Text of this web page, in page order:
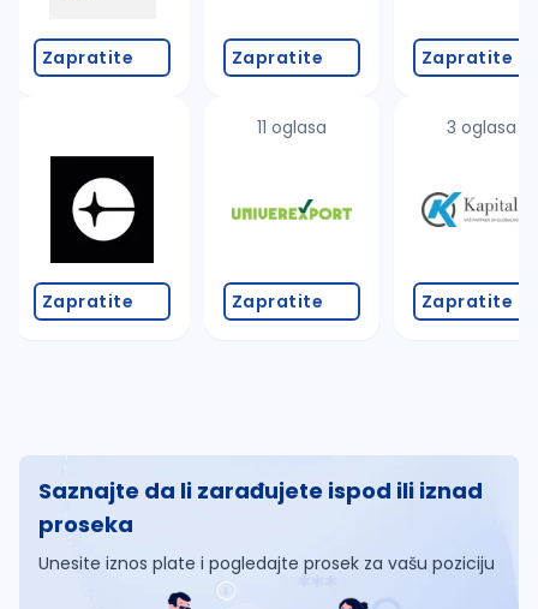
promenite odabrane filtere pretrage
Zapratite
Zapratite
Zapratite
11 oglasa
Zapratite
Zapratite
3 oglasa
Zapratite
Saznajte da li zarađujete ispod ili iznad
proseka
Unesite iznos plate i pogledajte prosek za vašu poziciju